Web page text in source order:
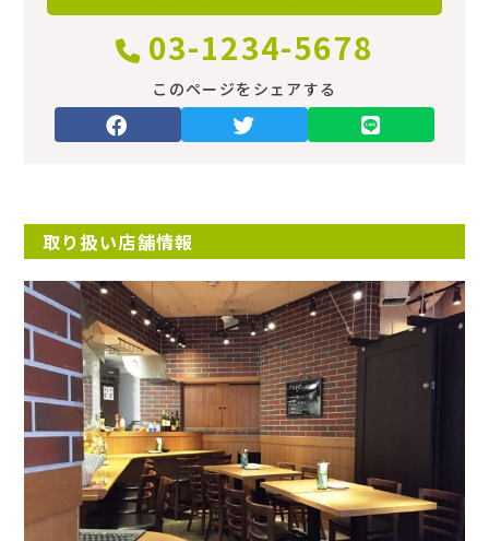
ほか諸費用
‐
備考
‐
03-1234-5678
このページをシェアする
取り扱い店舗情報